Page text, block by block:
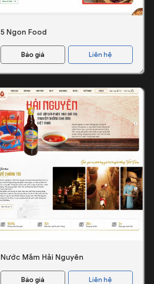
5 Ngon Food
Báo giá Liên hệ
Nước Mắm Hải Nguyên
Báo giá Liên hệ